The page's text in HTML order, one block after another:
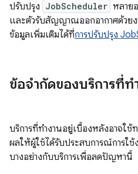
ปรับปรุง JobScheduler หลาย
และตัวรับสัญญาณออกอากาศด้วยง
ข้อมูลเพิ่มเติมได้ที่การปรับปรุง
ข้อจํากัดของบริการที่ท
บริการที่ทำงานอยู่เบื้องหลังอาจใ
ผลให้ผู้ใช้ได้รับประสบการณ์การใ
บางอย่างกับบริการเพื่อลดปัญหานี้